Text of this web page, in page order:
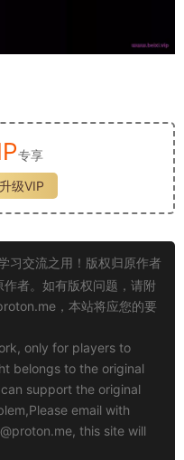
专享
升级VIP
习交流之用！版权归原作者
者。如有版权问题，请附
，本站将应您的要
only for players to
belongs to the original
support the original
email with
, this site will